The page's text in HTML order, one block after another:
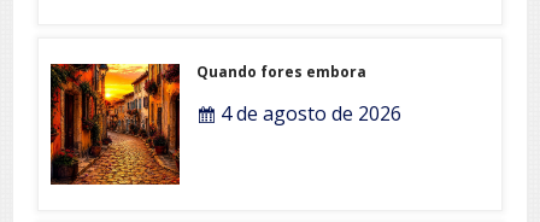
Quando fores embora
4 de agosto de 2026